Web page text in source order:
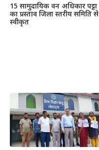
15 सामुदायिक वन अधिकार पट्टा
का प्रस्ताव जिला स्तरीय समिति से
स्वीकृत